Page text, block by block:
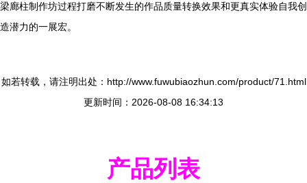
梁廊柱制作坊过程打磨不断发生的作品质量转换效果和更真实体验自我创
造潜力的一展宏。
如若转载，请注明出处：http://www.fuwubiaozhun.com/product/71.html
更新时间：2026-08-08 16:34:13
产品列表